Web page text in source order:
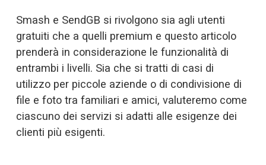
Smash e SendGB si rivolgono sia agli utenti
gratuiti che a quelli premium e questo articolo
prenderà in considerazione le funzionalità di
entrambi i livelli. Sia che si tratti di casi di
utilizzo per piccole aziende o di condivisione di
file e foto tra familiari e amici, valuteremo come
ciascuno dei servizi si adatti alle esigenze dei
clienti più esigenti.